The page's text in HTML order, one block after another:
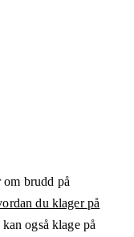
om brudd på
du klager på
også klage på